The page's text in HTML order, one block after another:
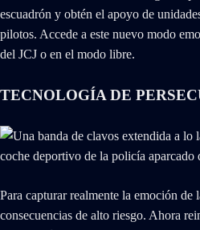
escuadrón y obtén el apoyo de
pilotos. Accede a este nuevo modo
del JCJ o en el modo libre.
TECNOLOGÍA DE
Para capturar realmente la emoción de
consecuencias de alto riesgo. Ahora